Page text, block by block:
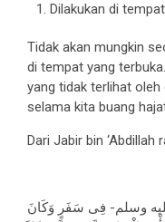
Dilakukan di
Tidak akan mungkin
di tempat yang
yang tidak terlihat
selama kita buang
Dari Jabir bin ‘Abdillah
وسلم- فِى سَفَرٍ وَكَانَ